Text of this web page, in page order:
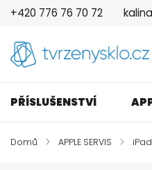
+420 776 76 70 72
PŘÍSLUŠENSTVÍ
Domů / APPLE SERVIS / iPad